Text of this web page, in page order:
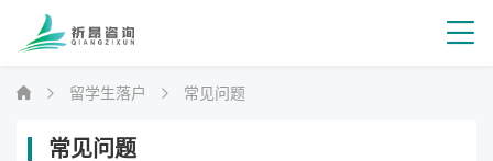
留学生落户 常见问题
常见问题